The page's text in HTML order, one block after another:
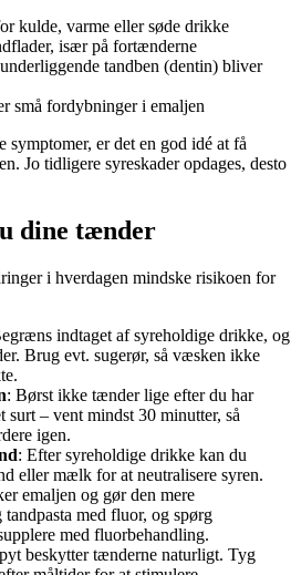
kulde, varme eller søde drikke
især på fortænderne
tandben (dentin) bliver
små fordybninger i emaljen
er det en god idé at få
Jo tidligere syreskader opdages, desto
dine tænder
i hverdagen mindske risikoen for
indtaget af syreholdige drikke, og
Brug evt. sugerør, så væsken ikke
: Børst ikke tænder lige efter du har
surt – vent mindst 30 minutter, så
igen.
: Efter syreholdige drikke kan du
eller mælk for at neutralisere syren.
emaljen og gør den mere
med fluor, og spørg
med fluorbehandling.
beskytter tænderne naturligt. Tyg